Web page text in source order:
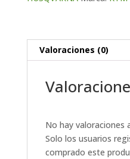
Valoraciones (0)
No hay valoraciones
Solo los usuarios
comprado este